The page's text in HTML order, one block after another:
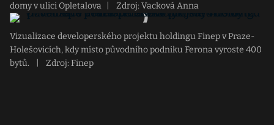
domy v ulici Opletalova Zdroj: Vacková Anna
Vizualizace developerského projektu holdingu Finep v Praze-
Holešovicích, kdy místo původního podniku Ferona vyroste 400
bytů.
Zdroj: Finep